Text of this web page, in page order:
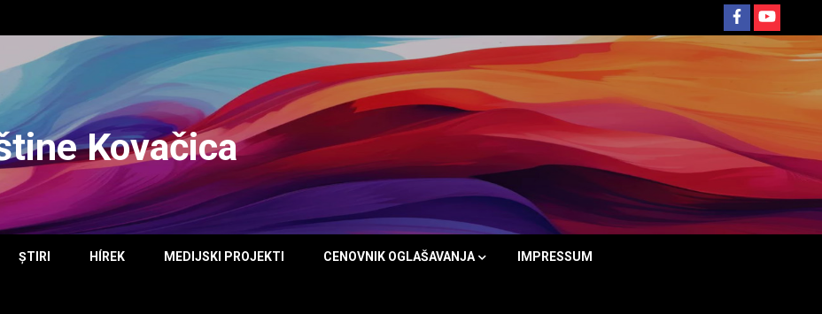
Kovačica
ȘTIRI HÍREK MEDIJSKI PROJEKTI CENOVNIK OGLAŠAVANJA IMPRESSUM